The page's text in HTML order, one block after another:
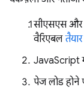
सीएसएस और
वैरिएबल
JavaScript
पेज लोड होने